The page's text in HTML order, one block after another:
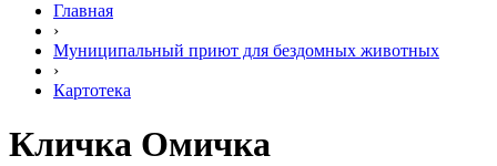
Главная
›
Муниципальный приют для бездомных животных
›
Картотека
Кличка Омичка